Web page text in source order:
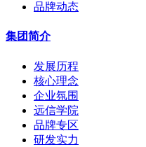
品牌动态
集团简介
发展历程
核心理念
企业氛围
远信学院
品牌专区
研发实力